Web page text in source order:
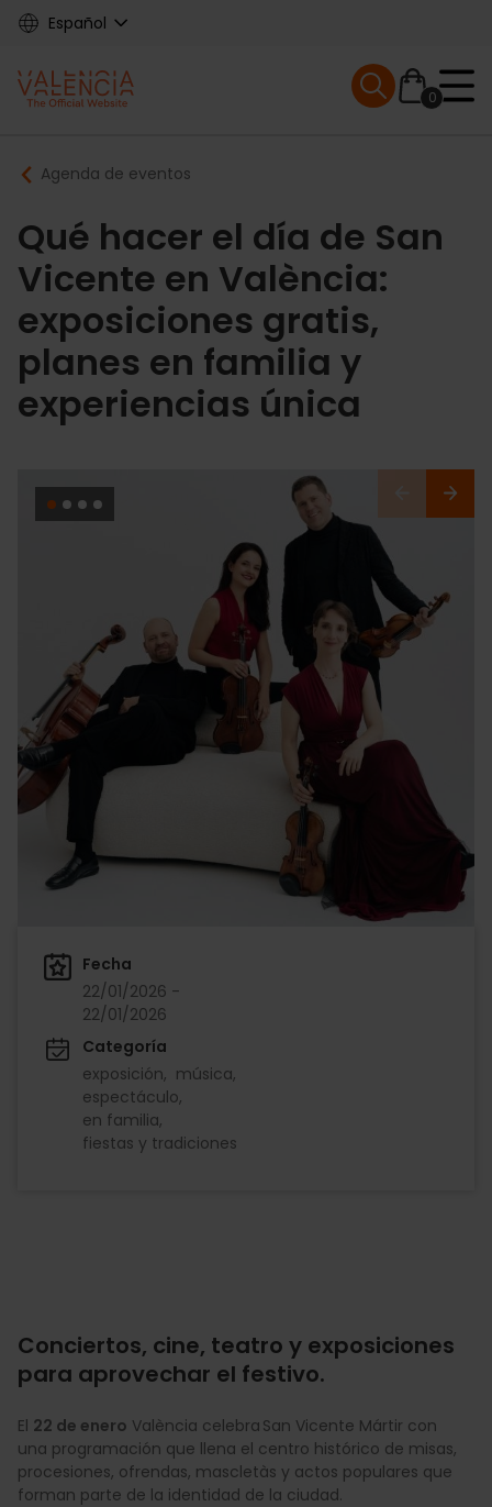
Skip
content
Español
Main
navigation
0
Mobile menu
Breadcrumb
Agenda de eventos
Qué hacer el día de San
Vicente en València:
exposiciones gratis,
planes en familia y
experiencias única
Fecha
22/01/2026 -
22/01/2026
Categoría
exposición
música
espectáculo
en familia
fiestas y tradiciones
Conciertos, cine, teatro y exposiciones
para aprovechar el festivo.
El 22 de enero València celebra San Vicente Mártir con
una programación que llena el centro histórico de misas,
procesiones, ofrendas, mascletàs y actos populares que
forman parte de la identidad de la ciudad.